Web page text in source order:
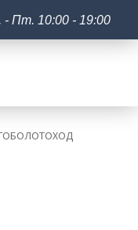
- Пт. 10:00 - 19:00